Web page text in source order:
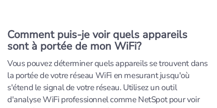
Comment puis-je voir quels appareils
sont à portée de mon WiFi?
Vous pouvez déterminer quels appareils se trouvent dans
la portée de votre réseau WiFi en mesurant jusqu'où
s'étend le signal de votre réseau. Utilisez un outil
d'analyse WiFi professionnel comme NetSpot pour voir